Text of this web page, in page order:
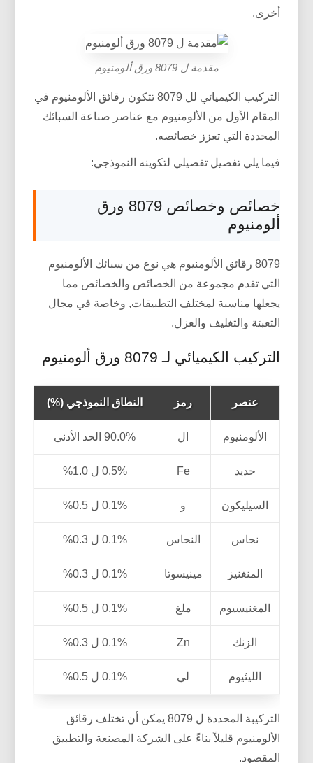
أخرى.
مقدمة ل 8079 ورق ألومنيوم
التركيب الكيميائي لل 8079 تتكون رقائق الألومنيوم في
المقام الأول من الألومنيوم مع عناصر صناعة السبائك
المحددة التي تعزز خصائصه.
فيما يلي تفصيل تفصيلي لتكوينه النموذجي:
خصائص وخصائص 8079 ورق
ألومنيوم
8079 رقائق الألومنيوم هي نوع من سبائك الألومنيوم
التي تقدم مجموعة من الخصائص والخصائص مما
يجعلها مناسبة لمختلف التطبيقات, وخاصة في مجال
التعبئة والتغليف والعزل.
التركيب الكيميائي لـ 8079 ورق ألومنيوم
عنصر رمز النطاق النموذجي (%)
الألومنيوم ال 90.0% الحد الأدنى
حديد Fe 0.5% ل 1.0%
السيليكون و 0.1% ل 0.5%
نحاس النحاس 0.1% ل 0.3%
المنغنيز مينيسوتا 0.1% ل 0.3%
المغنيسيوم ملغ 0.1% ل 0.5%
الزنك Zn 0.1% ل 0.3%
الليثيوم لي 0.1% ل 0.5%
التركيبة المحددة ل 8079 يمكن أن تختلف رقائق
الألومنيوم قليلاً بناءً على الشركة المصنعة والتطبيق
المقصود.